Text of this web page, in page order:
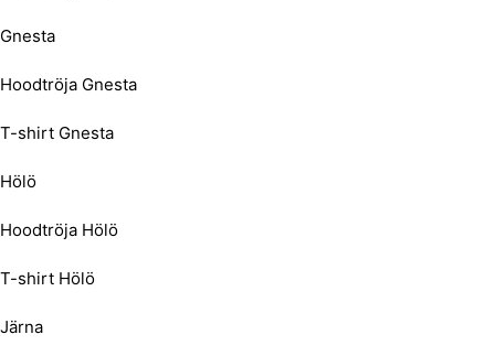
Gnesta
Hoodtröja Gnesta
T-shirt Gnesta
Hölö
Hoodtröja Hölö
T-shirt Hölö
Järna